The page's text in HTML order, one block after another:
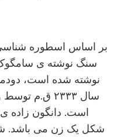
سنگ نوشته ی
نوشته شده است،
سال ۲۳۳۳ ق.م
است. دانگون زاده
شکل یک زن می باشد.